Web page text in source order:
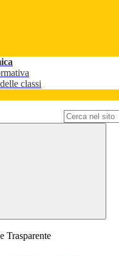
classi
Trasparente